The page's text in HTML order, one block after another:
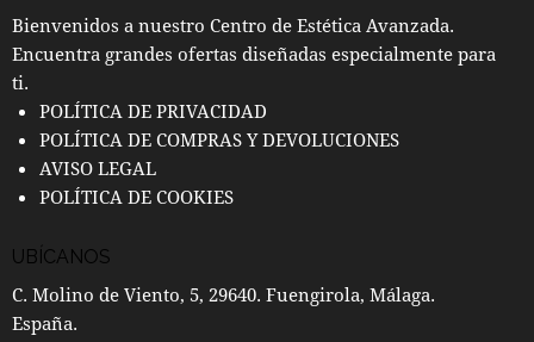
Bienvenidos a nuestro Centro de Estética Avanzada.
Encuentra grandes ofertas diseñadas especialmente para
ti.
POLÍTICA DE PRIVACIDAD
POLÍTICA DE COMPRAS Y DEVOLUCIONES
AVISO LEGAL
POLÍTICA DE COOKIES
UBÍCANOS
C. Molino de Viento, 5, 29640. Fuengirola, Málaga.
España.